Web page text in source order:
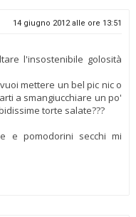
14 giugno 2012 alle ore 13:51
l'insostenibile golosità
mettere un bel pic nic o
a smangiucchiare un po'
torte salate???
e pomodorini secchi mi